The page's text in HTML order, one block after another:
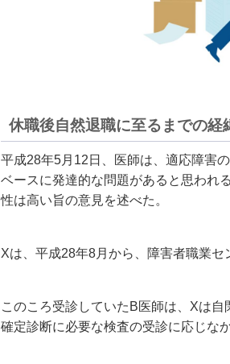
休職後自然退職に至るまでの経
平成28年5月12日、医師は、適応障害
ベースに発達的な問題があると思われ
性は高い旨の意見を述べた。
Xは、平成28年8月から、障害者職業セ
このころ受診していたB医師は、Xは自
確定診断に必要な検査の受診に応じなか